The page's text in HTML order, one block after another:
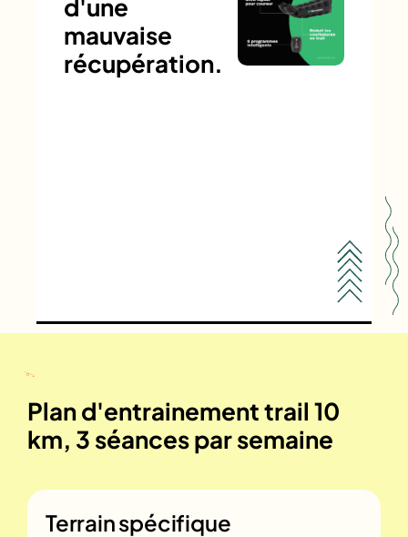
d'une
mauvaise
récupération.
Plan d'entrainement trail 10
km, 3 séances par semaine
Terrain spécifique